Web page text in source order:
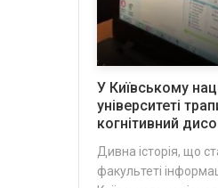
У Київському
університеті
когнітивний
Дивна історія, що
факультеті